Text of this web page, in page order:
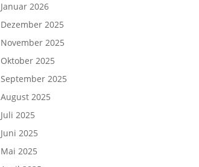
Januar 2026
Dezember 2025
November 2025
Oktober 2025
September 2025
August 2025
Juli 2025
Juni 2025
Mai 2025